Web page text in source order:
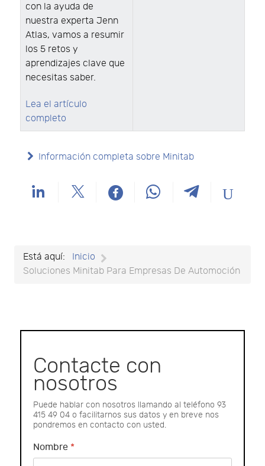
con la ayuda de
nuestra experta Jenn
Atlas, vamos a resumir
los 5 retos y
aprendizajes clave que
necesitas saber.
Lea el artículo
completo
Información completa sobre Minitab
Está aquí:
Inicio
Soluciones Minitab Para Empresas De Automoción
Contacte con
nosotros
Puede hablar con nosotros llamando al teléfono 93
415 49 04 o facilitarnos sus datos y en breve nos
pondremos en contacto con usted.
Nombre *